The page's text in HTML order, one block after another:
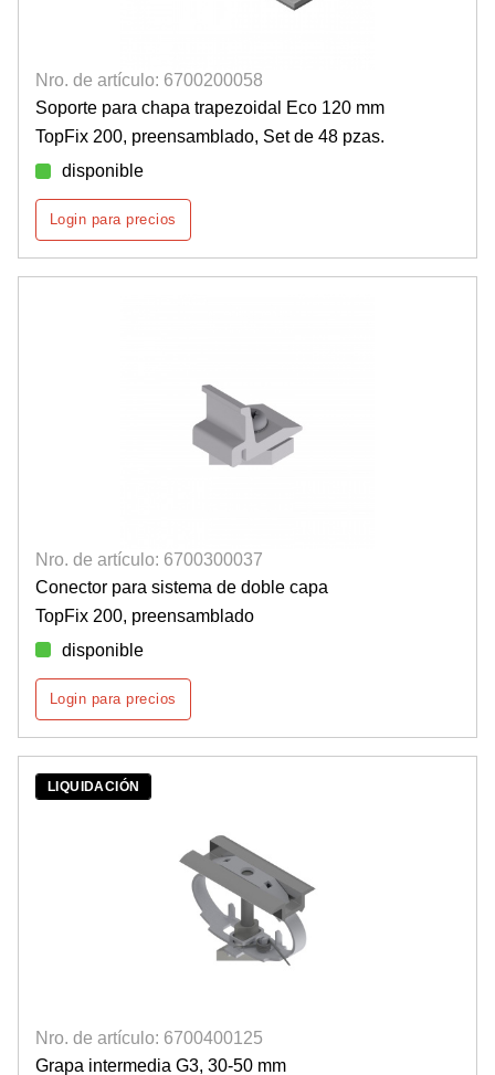
Nro. de artículo: 6700200058
Soporte para chapa trapezoidal Eco 120 mm
TopFix 200, preensamblado, Set de 48 pzas.
disponible
Login para precios
Nro. de artículo: 6700300037
Conector para sistema de doble capa
TopFix 200, preensamblado
disponible
Login para precios
LIQUIDACIÓN
Nro. de artículo: 6700400125
Grapa intermedia G3, 30-50 mm